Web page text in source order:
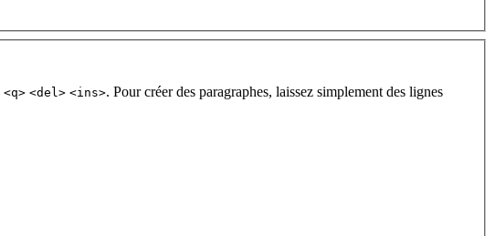
<q> <del> <ins>. Pour créer des paragraphes, laissez simplement des lignes